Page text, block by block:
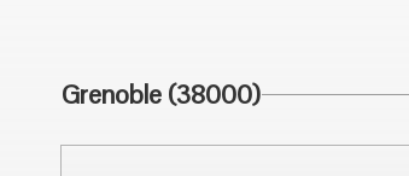
Grenoble (38000)